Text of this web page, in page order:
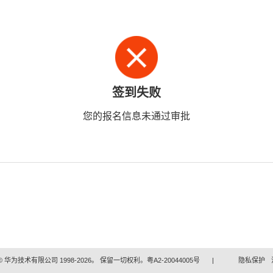
签到失败
您的报名信息未通过审批
华为技术有限公司 1998-2026。 保留一切权利。粤A2-20044005号 | 隐私保护